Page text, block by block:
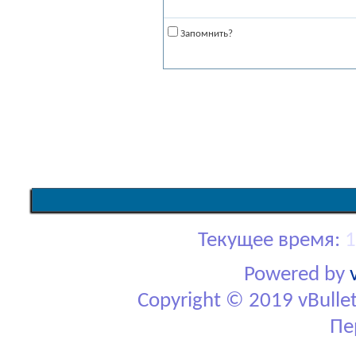
Запомнить?
Текущее время:
Powered by
Copyright © 2019